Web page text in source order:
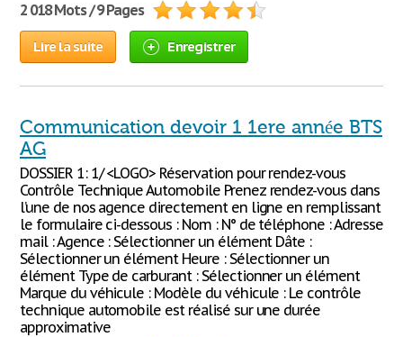
2 018 Mots / 9 Pages
Lire la suite Enregistrer
Communication devoir 1 1ere année BTS
AG
DOSSIER 1: 1/ <LOGO> Réservation pour rendez-vous
Contrôle Technique Automobile Prenez rendez-vous dans
l’une de nos agence directement en ligne en remplissant
le formulaire ci-dessous : Nom : N° de téléphone : Adresse
mail : Agence : Sélectionner un élément Dâte :
Sélectionner un élément Heure : Sélectionner un
élément Type de carburant : Sélectionner un élément
Marque du véhicule : Modèle du véhicule : Le contrôle
technique automobile est réalisé sur une durée
approximative